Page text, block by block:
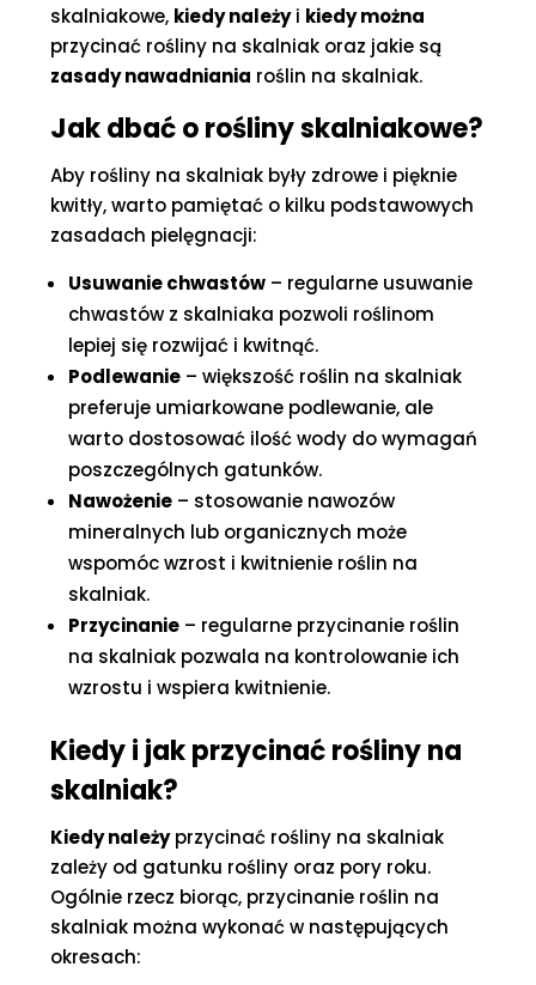
skalniakowe, kiedy należyi kiedy można
przycinać rośliny na skalniak oraz jakie są
zasady nawadniania roślin na skalniak.
Jak dbać o rośliny skalniakowe?
Aby rośliny na skalniak były zdrowe i pięknie
kwitły, warto pamiętać o kilku podstawowych
zasadach pielęgnacji:
Usuwanie chwastów – regularne usuwanie
chwastów z skalniaka pozwoli roślinom
lepiej się rozwijać i kwitnąć.
Podlewanie – większość roślin na skalniak
preferuje umiarkowane podlewanie, ale
warto dostosować ilość wody do wymagań
poszczególnych gatunków.
Nawożenie – stosowanie nawozów
mineralnych lub organicznych może
wspomóc wzrost i kwitnienie roślin na
skalniak.
Przycinanie – regularne przycinanie roślin
na skalniak pozwala na kontrolowanie ich
wzrostu i wspiera kwitnienie.
Kiedy i jak przycinać rośliny na
skalniak?
Kiedy należyprzycinać rośliny na skalniak
zależy od gatunku rośliny oraz pory roku.
Ogólnie rzecz biorąc, przycinanie roślin na
skalniak można wykonać w następujących
okresach: